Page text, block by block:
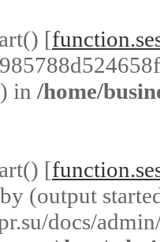
[
in /home/
[
(output
docs/